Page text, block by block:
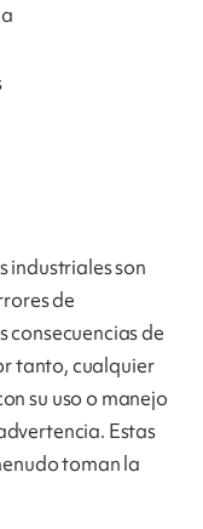
industriales son
de
consecuencias de
tanto, cualquier
su uso o manejo
Estas
toman la